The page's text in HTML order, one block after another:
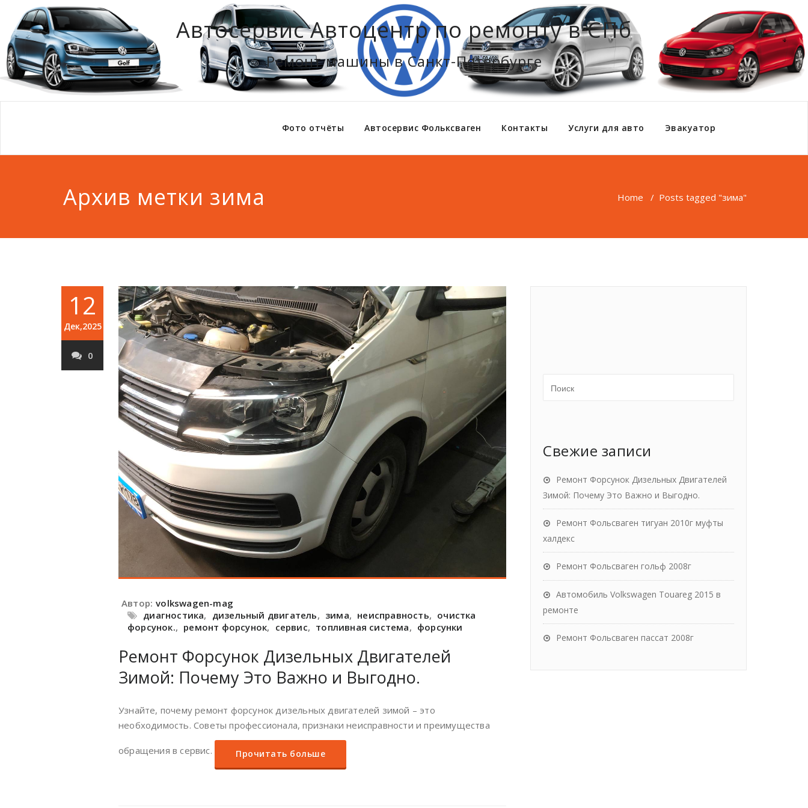
Автосервис Автоцентр по ремонту в СПб
Ремонт машины в Санкт-Петербурге
Фото отчёты Автосервис Фольксваген Контакты Услуги для авто Эвакуатор
Архив метки зима Home / Posts tagged "зима"
12
Дек,2025
0
Автор: volkswagen-mag
диагностика, дизельный двигатель, зима, неисправность, очистка
форсунок., ремонт форсунок, сервис, топливная система, форсунки
Ремонт Форсунок Дизельных Двигателей
Зимой: Почему Это Важно и Выгодно.
Узнайте, почему ремонт форсунок дизельных двигателей зимой – это
необходимость. Советы профессионала, признаки неисправности и преимущества
обращения в сервис. Прочитать больше
Свежие записи
Ремонт Форсунок Дизельных Двигателей
Зимой: Почему Это Важно и Выгодно.
Ремонт Фольсваген тигуан 2010г муфты
халдекс
Ремонт Фольсваген гольф 2008г
Автомобиль Volkswagen Touareg 2015 в
ремонте
Ремонт Фольсваген пассат 2008г